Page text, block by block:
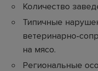
Количество
Типичные
на мясо.
Региональные